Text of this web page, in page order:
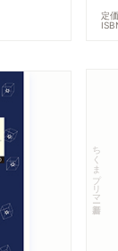
定
ちくまプリマー新書